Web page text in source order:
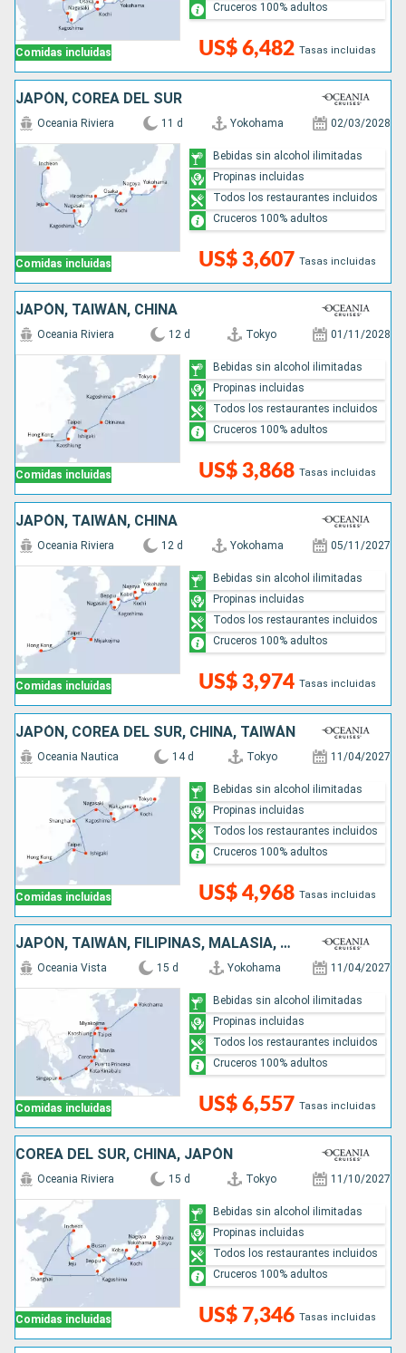
Comidas incluidas US$ 6,482 Tasas incluidas
Cruceros 100% adultos
JAPÓN, COREA DEL SUR
Comidas incluidas
Oceania Riviera 11 d Yokohama 02/03/2028
US$ 3,607 Tasas incluidas
Bebidas sin alcohol ilimitadas
Propinas incluidas
Todos los restaurantes incluidos
Cruceros 100% adultos
JAPÓN, TAIWÁN, CHINA
Comidas incluidas
Oceania Riviera 12 d Tokyo 01/11/2028
US$ 3,868 Tasas incluidas
Bebidas sin alcohol ilimitadas
Propinas incluidas
Todos los restaurantes incluidos
Cruceros 100% adultos
JAPÓN, TAIWÁN, CHINA
Comidas incluidas
Oceania Riviera 12 d Yokohama 05/11/2027
US$ 3,974 Tasas incluidas
Bebidas sin alcohol ilimitadas
Propinas incluidas
Todos los restaurantes incluidos
Cruceros 100% adultos
JAPÓN, COREA DEL SUR, CHINA, TAIWÁN
Comidas incluidas
Oceania Nautica 14 d Tokyo 11/04/2027
US$ 4,968 Tasas incluidas
Bebidas sin alcohol ilimitadas
Propinas incluidas
Todos los restaurantes incluidos
Cruceros 100% adultos
JAPÓN, TAIWÁN, FILIPINAS, MALASIA, SINGAPUR
Comidas incluidas
Oceania Vista 15 d Yokohama 11/04/2027
US$ 6,557 Tasas incluidas
Bebidas sin alcohol ilimitadas
Propinas incluidas
Todos los restaurantes incluidos
Cruceros 100% adultos
COREA DEL SUR, CHINA, JAPÓN
Comidas incluidas
Oceania Riviera 15 d Tokyo 11/10/2027
US$ 7,346 Tasas incluidas
Bebidas sin alcohol ilimitadas
Propinas incluidas
Todos los restaurantes incluidos
Cruceros 100% adultos